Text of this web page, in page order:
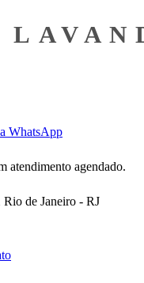
WhatsApp
atendimento agendado.
de Janeiro - RJ